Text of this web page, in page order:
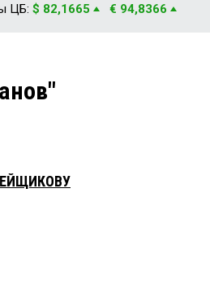
ЦБ: $ 82,1665 € 94,8366